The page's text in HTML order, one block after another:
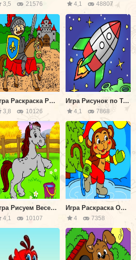
3,5 21576 4,1 48807
Игра Раскраска Рыцарь на Коне
3,8 10126
Игра Рисунок по Точкам Ракета
4,1 7868
Игра Рисуем Веселую Лошадку
4,1 10107
Игра Раскраска Обезьянка на Коньках
4 7358